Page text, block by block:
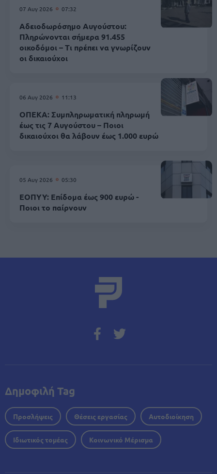
07 Αυγ 2026 07:32
Αδειοδωρόσημο Αυγούστου:
Πληρώνονται σήμερα 91.455
οικοδόμοι – Τι πρέπει να γνωρίζουν
οι δικαιούχοι
06 Αυγ 2026 11:13
ΟΠΕΚΑ: Συμπληρωματική πληρωμή
έως τις 7 Αυγούστου – Ποιοι
δικαιούχοι θα λάβουν έως 1.000 ευρώ
05 Αυγ 2026 05:30
ΕΟΠΥΥ: Επίδομα έως 900 ευρώ -
Ποιοι το παίρνουν
Δημοφιλή Tag
Προσλήψεις Θέσεις εργασίας Αυτοδιοίκηση
Ιδιωτικός τομέας Κοινωνικό Μέρισμα